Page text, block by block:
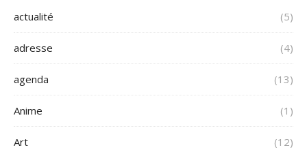
actualité (5)
adresse (4)
agenda (13)
Anime (1)
Art (12)